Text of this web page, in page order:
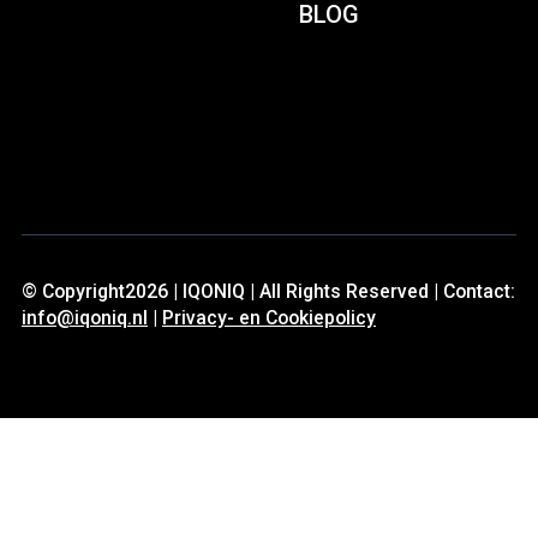
BLOG
© Copyright2026 | IQONIQ | All Rights Reserved | Contact:
info@iqoniq.nl | Privacy- en Cookiepolicy